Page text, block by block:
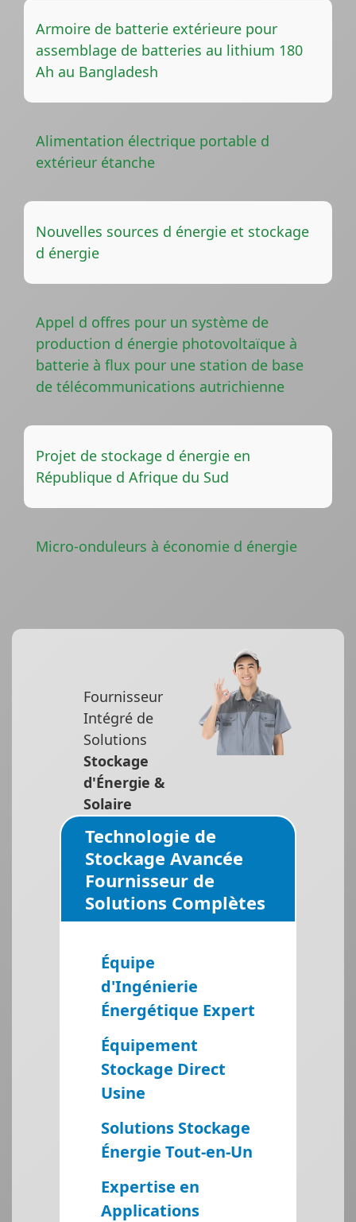
Armoire de batterie extérieure pour
assemblage de batteries au lithium 180
Ah au Bangladesh
Alimentation électrique portable d
extérieur étanche
Nouvelles sources d énergie et stockage
d énergie
Appel d offres pour un système de
production d énergie photovoltaïque à
batterie à flux pour une station de base
de télécommunications autrichienne
Projet de stockage d énergie en
République d Afrique du Sud
Micro-onduleurs à économie d énergie
Fournisseur
Intégré de
Solutions
Stockage
d'Énergie &
Solaire
Technologie de
Stockage Avancée
Fournisseur de
Solutions Complètes
Équipe
d'Ingénierie
Énergétique Expert
Équipement
Stockage Direct
Usine
Solutions Stockage
Énergie Tout-en-Un
Expertise en
Applications